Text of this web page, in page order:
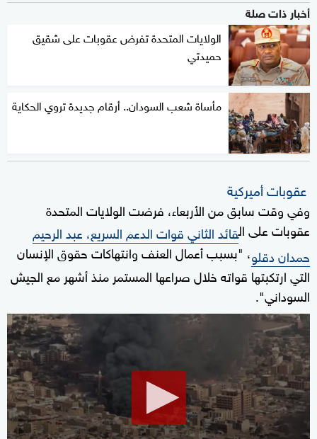
أخبار ذات صلة
الولايات المتحدة تفرض عقوبات على شقيق
حميدتي
مأساة شعب السودان.. أرقام جديدة تروي الحكاية
عقوبات أميركية
وفي وقت سابق من الأربعاء، فرضت الولايات المتحدة
عقوبات على القائد الثاني قوات الدعم السريع، عبد الرحيم
حمدان دقلو، "بسبب أعمال العنف وانتهاكات حقوق الإنسان
التي ارتكبتها قواته خلال صراعها المستمر منذ أشهر مع الجيش
السوداني".
0
seconds
of
1
minute,
28
seconds